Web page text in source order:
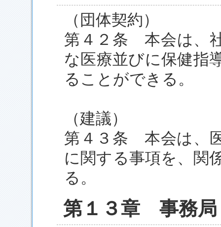
（団体契約）
第４２条 本会は、
な医療並びに保健指
ることができる。
（建議）
第４３条 本会は、
に関する事項を、関
る。
第１３章 事務局